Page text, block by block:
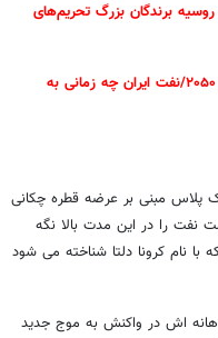
برندگان بزرگ تحریم‌های
پیش‌بینی نفت ۲۰۰ دلاری در سال ۲۰۵۰/نفت ایران چه زمانی به
پلاس مبنی بر عرضه قطره چکانی
های جهانی تا پایان سال ۲۰۲۱ قیمت نفت را در این مدت بالا نگه
با نام کرونا دلتا شناخته می شود
اش در واکنش به موج جدید